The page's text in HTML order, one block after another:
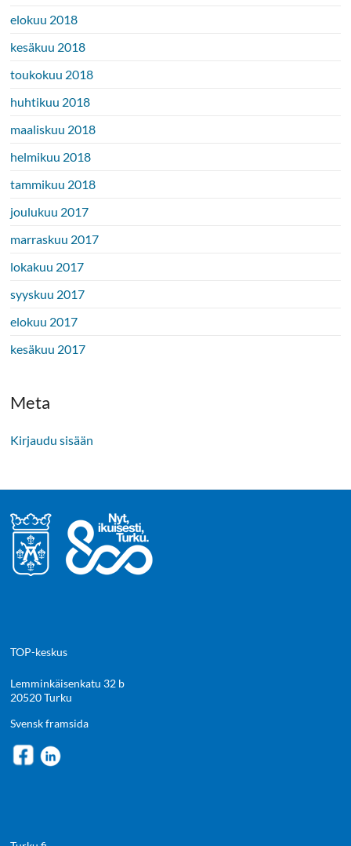
elokuu 2018
kesäkuu 2018
toukokuu 2018
huhtikuu 2018
maaliskuu 2018
helmikuu 2018
tammikuu 2018
joulukuu 2017
marraskuu 2017
lokakuu 2017
syyskuu 2017
elokuu 2017
kesäkuu 2017
Meta
Kirjaudu sisään
TOP-keskus
Lemminkäisenkatu 32 b
20520 Turku
Svensk framsida